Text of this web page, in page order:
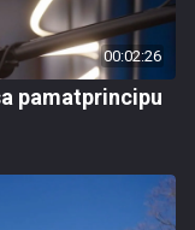
00:02:26
pamatprincipu